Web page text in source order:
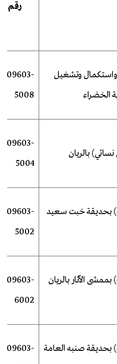
رقم
واستكمال وتشغيل
الخضراء
5008
بالريان
5004
بحديقة خبت سعيد
5002
الآثار بالريان
6002
صنبه العامة